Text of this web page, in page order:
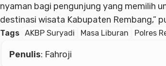
nyaman bagi pengunjung yang memilih
destinasi wisata Kabupaten Rembang,”
Tags AKBP Suryadi Masa Liburan Polres
Penulis: Fahroji